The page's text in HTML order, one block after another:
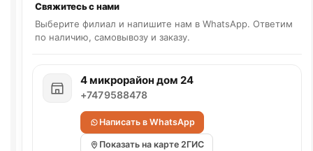
Свяжитесь с нами
Выберите филиал и напишите нам в WhatsApp. Ответим
по наличию, самовывозу и заказу.
4 микрорайон дом 24
+7479588478
Написать в WhatsApp
Показать на карте 2ГИС